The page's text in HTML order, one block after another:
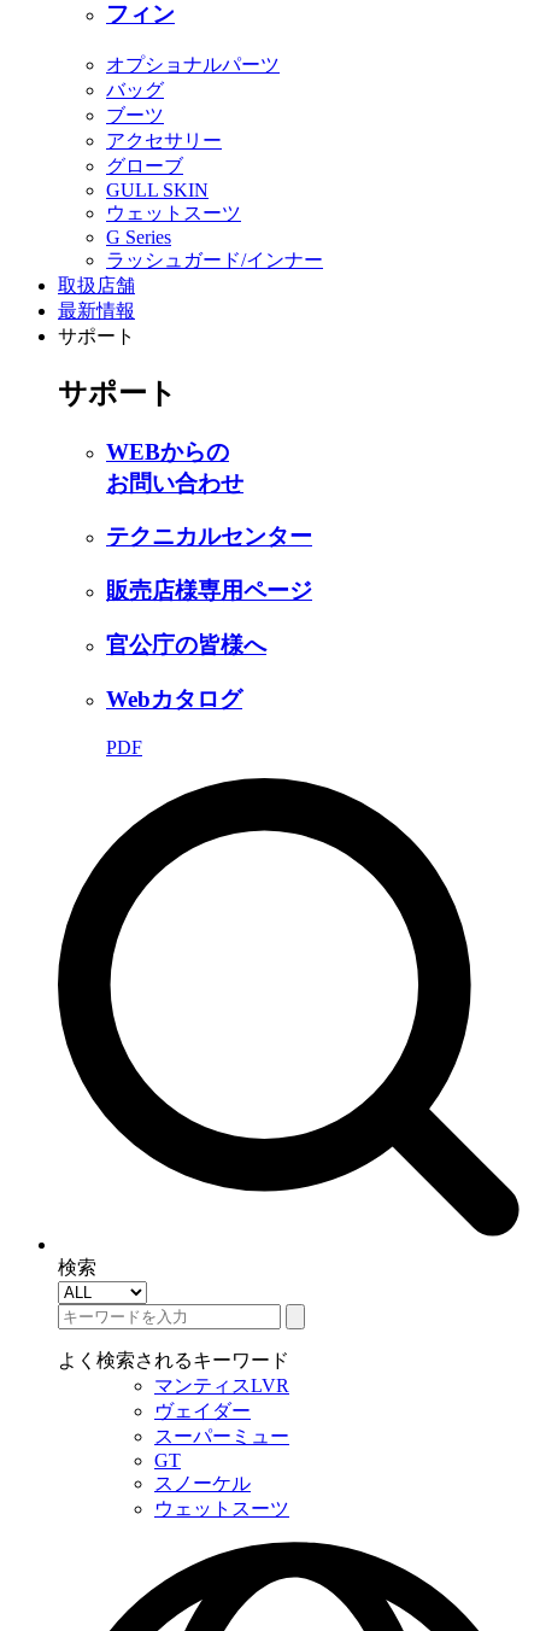
フィン
オプショナルパーツ
バッグ
ブーツ
アクセサリー
グローブ
GULL SKIN
ウェットスーツ
G Series
ラッシュガード/インナー
取扱店舗
最新情報
サポート
サポート
WEBからの
お問い合わせ
テクニカルセンター
販売店様専用ページ
官公庁の皆様へ
Webカタログ
PDF
検索
よく検索されるキーワード
マンティスLVR
ヴェイダー
スーパーミュー
GT
スノーケル
ウェットスーツ